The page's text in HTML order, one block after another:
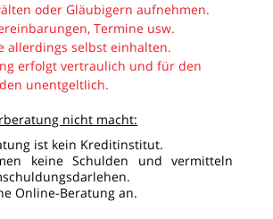
oder Gläubigern aufnehmen.
Termine usw.
allerdings selbst einhalten.
erfolgt vertraulich und für den
unentgeltlich.
nicht macht:
ist kein Kreditinstitut.
keine Schulden und vermitteln
Online-Beratung an.